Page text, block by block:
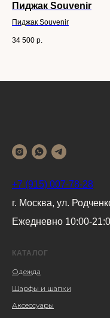
Пиджак Souvenir
Пиджак Souvenir
34 500 р.
+7 (915) 007-78-28
г. Москва, ул.
Ежедневно 10:00-
КАТАЛОГ
Одежда
Шарфы и шапки
Аксессуары